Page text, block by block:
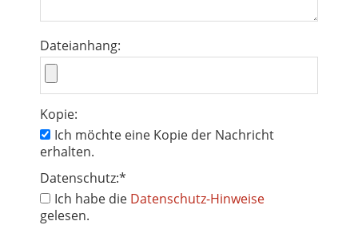
Dateianhang:
Kopie:
Ich möchte eine Kopie der Nachricht
erhalten.
Datenschutz:*
Ich habe die Datenschutz-Hinweise
gelesen.